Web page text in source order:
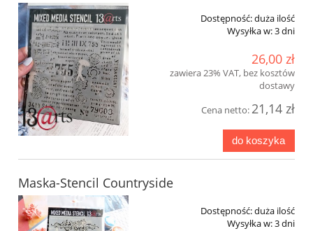
Dostępność:duża ilość
Wysyłka w:3 dni
26,00 zł
zawiera 23% VAT, bez kosztów
dostawy
Cena netto: 21,14 zł
do koszyka
Maska-Stencil Countryside
Dostępność:duża ilość
Wysyłka w:3 dni